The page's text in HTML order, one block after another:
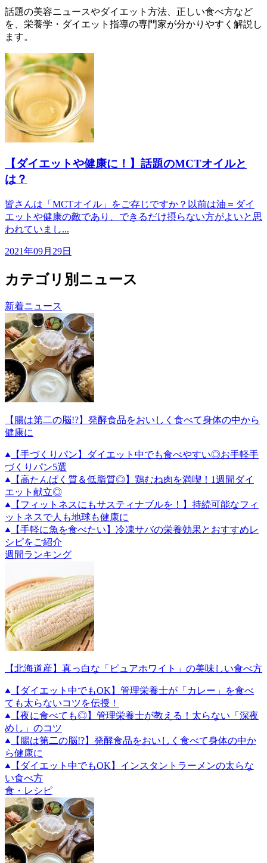
話題の美容ニュースやダイエット方法、正しい食べ方など
を、栄養学・ダイエット指導の専門家が分かりやすく解説し
ます。
【ダイエットや健康に！】話題のMCTオイルと
は？
皆さんは「MCTオイル」をご存じですか？以前は油＝ダイ
エットや健康の敵であり、できるだけ摂らない方がよいと思
われていまし...
2021年09月29日
カテゴリ別ニュース
新着ニュース
【腸は第二の脳!?】発酵食品をおいしく食べて身体の中から
健康に
【手づくりパン】ダイエット中でも食べやすい◎お手軽手
づくりパン5選
【高たんぱく質＆低脂質◎】鶏むね肉を満喫！1週間ダイ
エット献立◎
【フィットネスにもサスティナブルを！】持続可能なフィ
ットネスで人も地球も健康に
【手軽に魚を食べたい】冷凍サバの栄養効果とおすすめレ
シピをご紹介
週間ランキング
【北海道産】真っ白な「ピュアホワイト」の美味しい食べ方
【ダイエット中でもOK】管理栄養士が「カレー」を食べ
ても太らないコツを伝授！
【夜に食べても◎】管理栄養士が教える！太らない「深夜
めし」のコツ
【腸は第二の脳!?】発酵食品をおいしく食べて身体の中か
ら健康に
【ダイエット中でもOK】インスタントラーメンの太らな
い食べ方
食・レシピ